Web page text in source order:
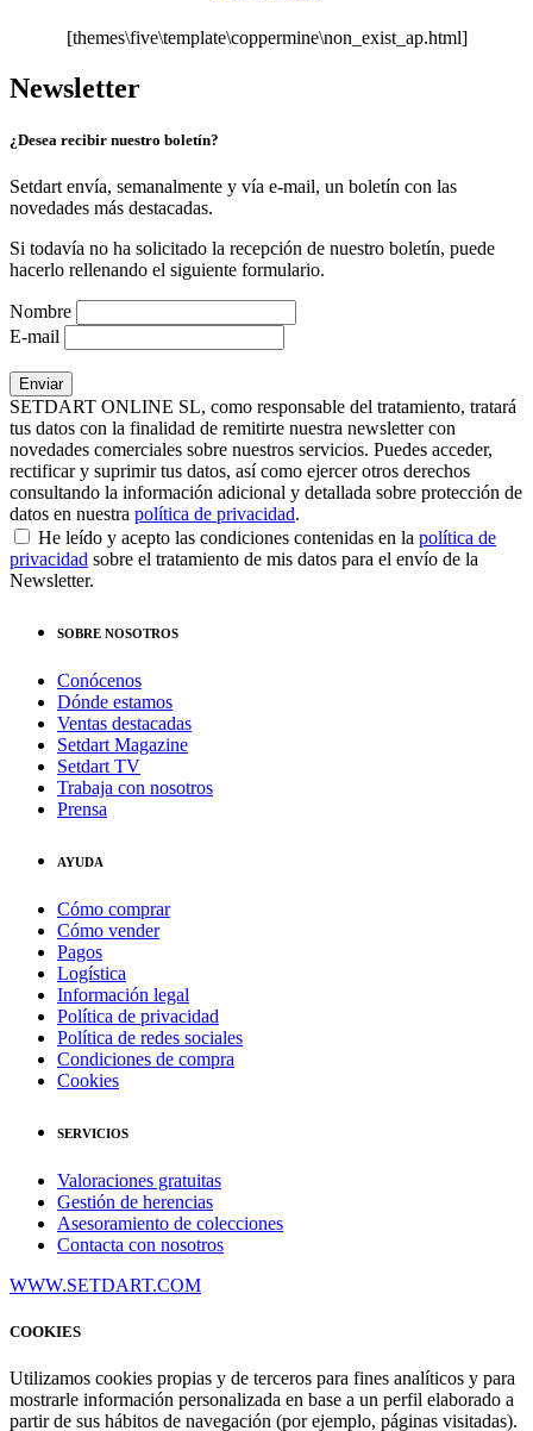
[themes\five\template\coppermine\non_exist_ap.html]
Newsletter
¿Desea recibir nuestro boletín?
Setdart envía, semanalmente y vía e-mail, un boletín con las
novedades más destacadas.
Si todavía no ha solicitado la recepción de nuestro boletín, puede
hacerlo rellenando el siguiente formulario.
Nombre
E-mail
SETDART ONLINE SL, como responsable del tratamiento, tratará
tus datos con la finalidad de remitirte nuestra newsletter con
novedades comerciales sobre nuestros servicios. Puedes acceder,
rectificar y suprimir tus datos, así como ejercer otros derechos
consultando la información adicional y detallada sobre protección de
datos en nuestra política de privacidad.
He leído y acepto las condiciones contenidas en la política de
privacidad sobre el tratamiento de mis datos para el envío de la
Newsletter.
SOBRE NOSOTROS
Conócenos
Dónde estamos
Ventas destacadas
Setdart Magazine
Setdart TV
Trabaja con nosotros
Prensa
AYUDA
Cómo comprar
Cómo vender
Pagos
Logística
Información legal
Política de privacidad
Política de redes sociales
Condiciones de compra
Cookies
SERVICIOS
Valoraciones gratuitas
Gestión de herencias
Asesoramiento de colecciones
Contacta con nosotros
WWW.SETDART.COM
COOKIES
Utilizamos cookies propias y de terceros para fines analíticos y para
mostrarle información personalizada en base a un perfil elaborado a
partir de sus hábitos de navegación (por ejemplo, páginas visitadas).